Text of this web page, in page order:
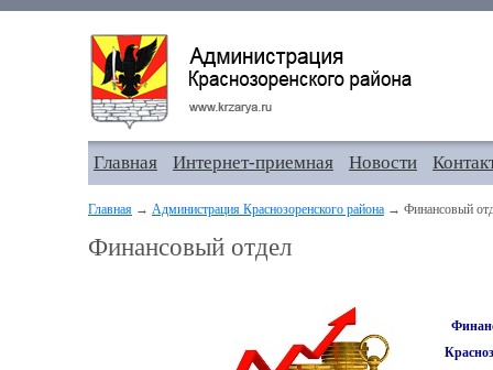
Главная Интернет-приемная Новости
Главная → Администрация Краснозоренского района → Финансовый
Финансовый отдел